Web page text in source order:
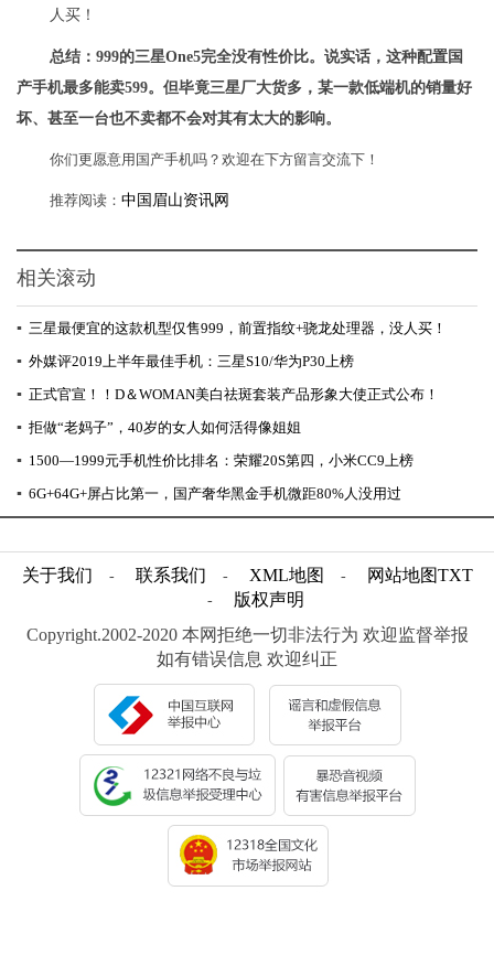
总结：999的三星One5完全没有性价比。说实话，这种配置国
产手机最多能卖599。但毕竟三星厂大货多，某一款低端机的销量好
坏、甚至一台也不卖都不会对其有太大的影响。
你们更愿意用国产手机吗？欢迎在下方留言交流下！
推荐阅读： 中国眉山资讯网
相关滚动
▪ 三星最便宜的这款机型仅售999，前置指纹+骁龙处理器，没人买！
▪ 外媒评2019上半年最佳手机：三星S10/华为P30上榜
▪ 正式官宣！！D＆WOMAN美白祛斑套装产品形象大使正式公布！
▪ 拒做“老妈子”，40岁的女人如何活得像姐姐
▪ 1500—1999元手机性价比排名：荣耀20S第四，小米CC9上榜
▪ 6G+64G+屏占比第一，国产奢华黑金手机微距80%人没用过
关于我们 - 联系我们 - XML地图 - 网站地图TXT
-
版权声明
Copyright.2002-2020 本网拒绝一切非法行为 欢迎监督举报
如有错误信息 欢迎纠正